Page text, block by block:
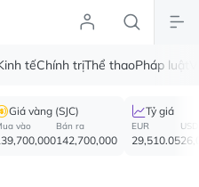
tếChính trịThể thaoPháp luật
Giá vàng (SJC)
vào Bán ra
142,700,000
Tỷ giá
EUR
29,510.05
USD